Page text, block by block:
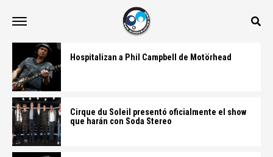
Hospitalizan a Phil Campbell de Motörhead
Cirque du Soleil presentó oficialmente el show
que harán con Soda Stereo